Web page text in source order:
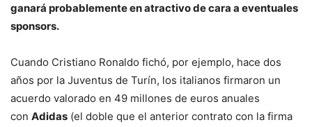
ganará probablemente en atractivo de cara a eventuales
sponsors.
Cuando Cristiano Ronaldo fichó, por ejemplo, hace dos
años por la Juventus de Turín, los italianos firmaron un
acuerdo valorado en 49 millones de euros anuales
con Adidas (el doble que el anterior contrato con la firma